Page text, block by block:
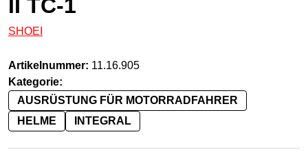
II TC-1
SHOEI
Artikelnummer: 11.16.905
Kategorie:
AUSRÜSTUNG FÜR MOTORRADFAHRER
HELME
INTEGRAL